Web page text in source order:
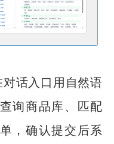
话入口用自然语
询商品库、匹配
，确认提交后系